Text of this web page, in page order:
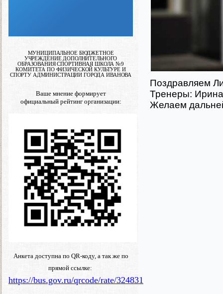
МУНИЦИПАЛЬНОЕ БЮДЖЕТНОЕ
УЧРЕЖДЕНИЕ ДОПОЛНИТЕЛЬНОГО
ОБРАЗОВАНИЯ СПОРТИВНАЯ ШКОЛА №9
КОМИТЕТА ПО ФИЗИЧЕСКОЙ КУЛЬТУРЕ И
СПОРТУ АДМИНИСТРАЦИИ ГОРОДА ИВАНОВА
Ваше мнение формирует
официальный рейтинг организации:
Анкета доступна по QR-коду, а так же по
прямой ссылке:
https://bus.gov.ru/qrcode/rate/324831
Поздравляем
Тренеры:
Желаем